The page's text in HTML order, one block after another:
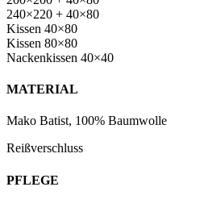
240×220 + 40×80
Kissen 40×80
Kissen 80×80
Nackenkissen 40×40
MATERIAL
Mako Batist, 100% Baumwolle
Reißverschluss
PFLEGE